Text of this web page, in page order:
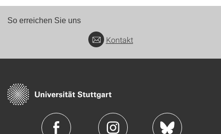
So erreichen Sie uns
Kontakt